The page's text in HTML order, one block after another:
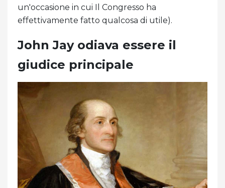
un'occasione in cui Il Congresso ha
effettivamente fatto qualcosa di utile).
John Jay odiava essere il
giudice principale